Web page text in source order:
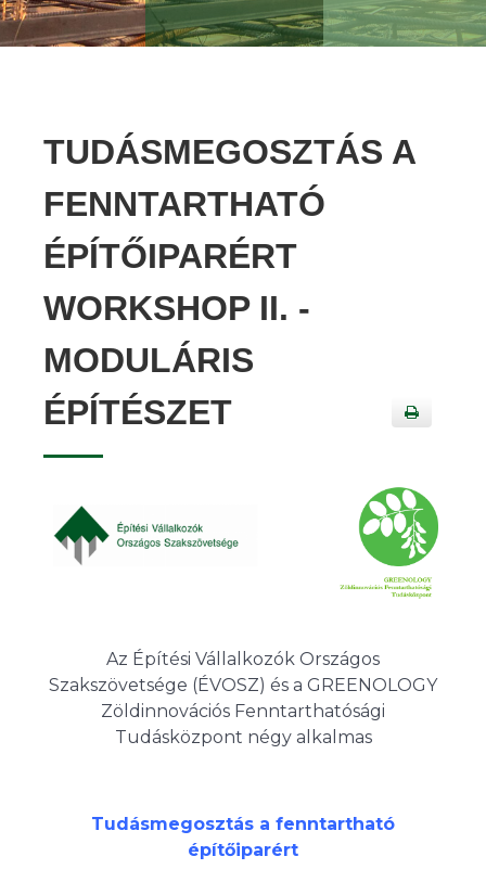
TUDÁSMEGOSZTÁS A
FENNTARTHATÓ
ÉPÍTŐIPARÉRT
WORKSHOP II. -
MODULÁRIS
ÉPÍTÉSZET
Az Építési Vállalkozók Országos
Szakszövetsége (ÉVOSZ) és a GREENOLOGY
Zöldinnovációs Fenntarthatósági
Tudásközpont négy alkalmas
Tudásmegosztás a fenntartható
építőiparért